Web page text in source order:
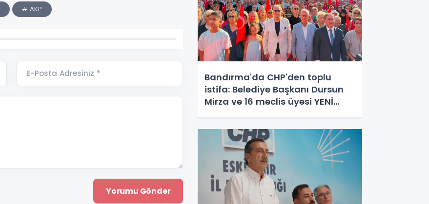
# AKP
E-Posta Adresiniz *
Bandırma'da CHP'den toplu
istifa: Belediye Başkanı Dursun
Mirza ve 16 meclis üyesi YENİ